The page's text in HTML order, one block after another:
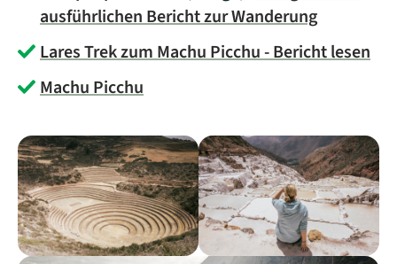
ausführlichen Bericht zur Wanderung
Lares Trek zum Machu Picchu - Bericht lesen
Machu Picchu